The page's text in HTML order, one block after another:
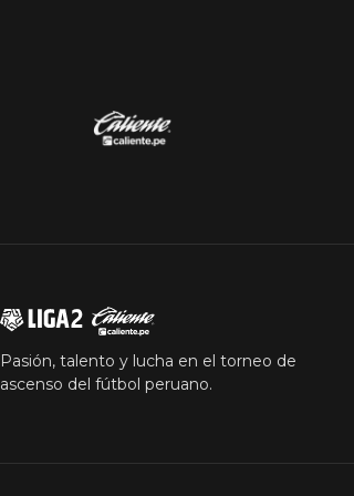
Pasión, talento y lucha en el torneo de
ascenso del fútbol peruano.